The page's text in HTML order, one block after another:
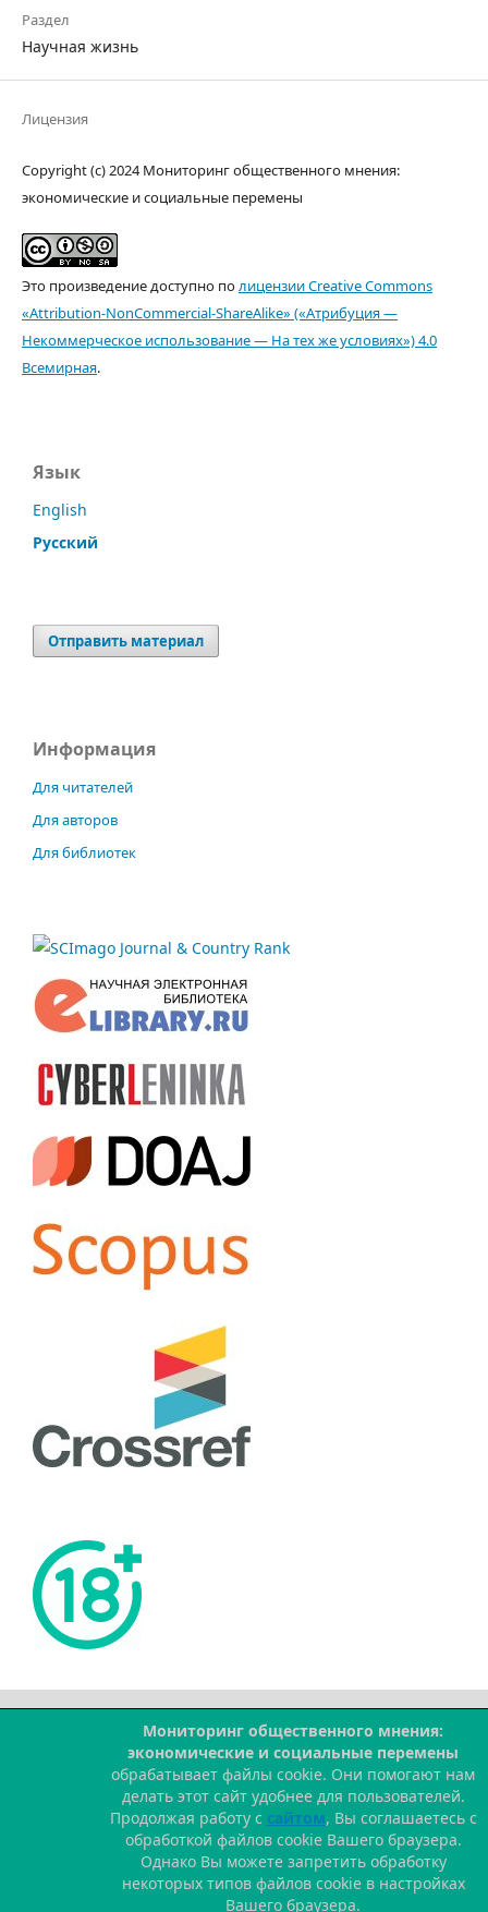
Раздел
Научная жизнь
Лицензия
Copyright (c) 2024 Мониторинг общественного мнения:
экономические и социальные перемены
Это произведение доступно полицензии Creative Commons
«Attribution-NonCommercial-ShareAlike» («Атрибуция —
Некоммерческое использование — На тех же условиях») 4.0
Всемирная.
Язык
English
Русский
Отправить материал
Информация
Для читателей
Для авторов
Для библиотек
Мониторинг общественного мнения:
экономические и социальные перемены
обрабатывает файлы cookie. Они помогают нам
делать этот сайт удобнее для пользователей.
Продолжая работу с сайтом, Вы соглашаетесь с
обработкой файлов cookie Вашего браузера.
Однако Вы можете запретить обработку
некоторых типов файлов cookie в настройках
Вашего браузера.